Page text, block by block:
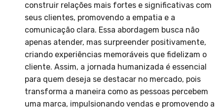
construir relações mais fortes e significativas com
seus clientes, promovendo a empatia e a
comunicação clara. Essa abordagem busca não
apenas atender, mas surpreender positivamente,
criando experiências memoráveis que fidelizam o
cliente. Assim, a jornada humanizada é essencial
para quem deseja se destacar no mercado, pois
transforma a maneira como as pessoas percebem
uma marca, impulsionando vendas e promovendo a